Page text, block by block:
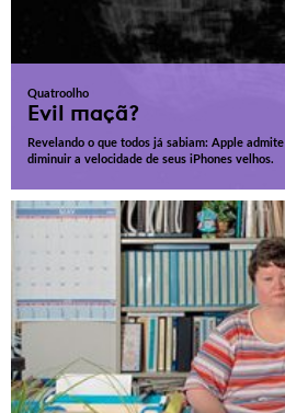
Quatroolho
Evil maçã?
Revelando o que todos já sabiam: Apple admite
diminuir a velocidade de seus iPhones velhos.